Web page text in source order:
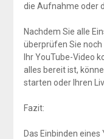
die Aufnahme oder
Nachdem Sie alle
überprüfen Sie
Ihr YouTube-Video
alles bereit ist,
starten oder Ihren
Fazit:
Das Einbinden